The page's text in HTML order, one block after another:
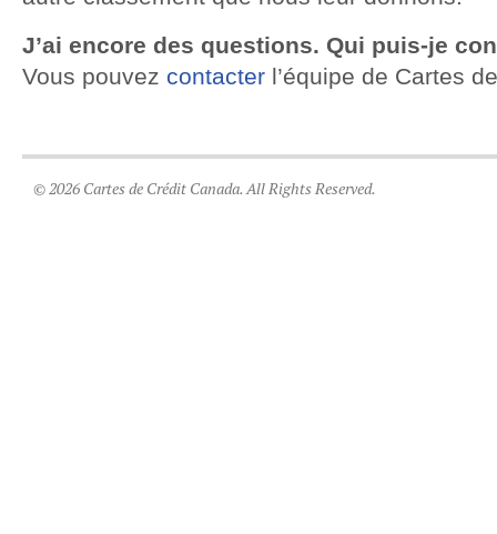
J’ai encore des questions. Qui puis-je
Vous pouvez contacter l’équipe de Cartes
© 2026 Cartes de Crédit Canada. All Rights Reserved.